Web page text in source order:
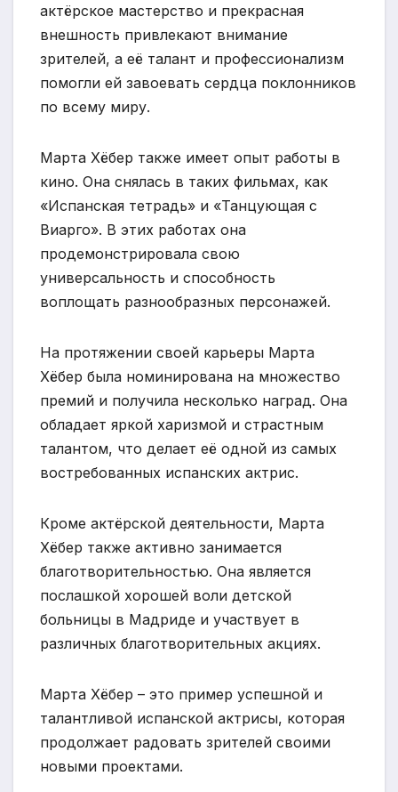
актёрское мастерство и прекрасная
внешность привлекают внимание
зрителей, а её талант и профессионализм
помогли ей завоевать сердца поклонников
по всему миру.
Марта Хёбер также имеет опыт работы в
кино. Она снялась в таких фильмах, как
«Испанская тетрадь» и «Танцующая с
Виарго». В этих работах она
продемонстрировала свою
универсальность и способность
воплощать разнообразных персонажей.
На протяжении своей карьеры Марта
Хёбер была номинирована на множество
премий и получила несколько наград. Она
обладает яркой харизмой и страстным
талантом, что делает её одной из самых
востребованных испанских актрис.
Кроме актёрской деятельности, Марта
Хёбер также активно занимается
благотворительностью. Она является
послашкой хорошей воли детской
больницы в Мадриде и участвует в
различных благотворительных акциях.
Марта Хёбер – это пример успешной и
талантливой испанской актрисы, которая
продолжает радовать зрителей своими
новыми проектами.